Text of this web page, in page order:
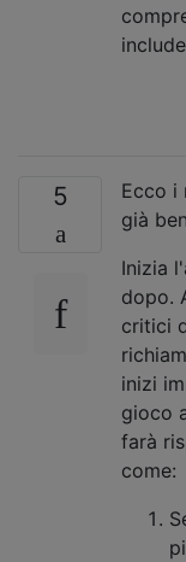
5
Ecco i
già
Inizia
dopo.
critici
inizi
gioco
farà
come: